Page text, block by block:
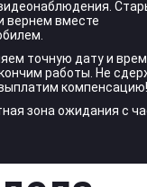
вернем вместе
точную дату и
работы. Не
компенсацию!
зона ожидания с